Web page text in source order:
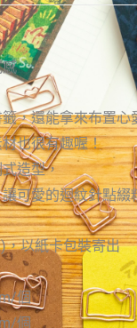
，還能拿來布置心
也很有趣喔！
造型，
可愛的迴紋針點綴
，以紙卡包裝寄出
個
個